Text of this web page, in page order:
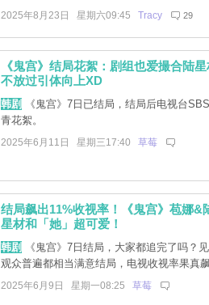
2025年8月23日 星期六09:45 Tracy 29
《鬼宫》结局花絮：剧组也爱撮合陆
不放过引体向上XD
韩剧 《鬼宫》7日已结局，结局后电视台
青花絮。
2025年6月11日 星期三17:40 草莓
结局飙出11%收视率！《鬼宫》苞娜&
星材和「她」超可爱！
韩剧 《鬼宫》7日结局，大家都追完了吗？
观众普遍都相当满意结局，电视收视率果真
2025年6月9日 星期一08:25 草莓